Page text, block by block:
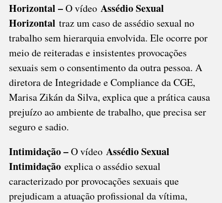
Horizontal –O vídeo Assédio Sexual
Horizontal traz um caso de assédio sexual no
trabalho sem hierarquia envolvida. Ele ocorre por
meio de reiteradas e insistentes provocações
sexuais sem o consentimento da outra pessoa. A
diretora de Integridade e Compliance da CGE,
Marisa Zikán da Silva, explica que a prática causa
prejuízo ao ambiente de trabalho, que precisa ser
seguro e sadio.
Intimidação –O vídeo Assédio Sexual
Intimidaçãoexplica o assédio sexual
caracterizado por provocações sexuais que
prejudicam a atuação profissional da vítima,